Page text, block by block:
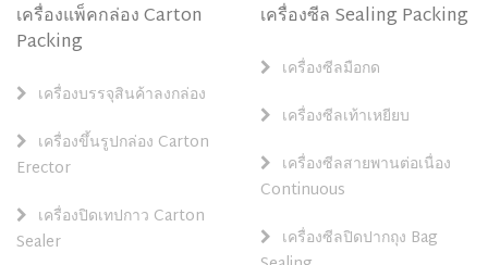
เครื่องแพ็คกล่อง Carton
Packing
เครื่องบรรจุสินค้าลงกล่อง
เครื่องขึ้นรูปกล่อง Carton
Erector
เครื่องปิดเทปกาว Carton
Sealer
เครื่องซีล Sealing Packing
เครื่องซีลมือกด
เครื่องซีลเท้าเหยียบ
เครื่องซีลสายพานต่อเนื่อง
Continuous
เครื่องซีลปิดปากถุง Bag